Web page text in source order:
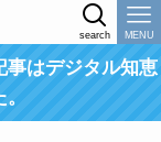
search MENU
事はデジタル知恵